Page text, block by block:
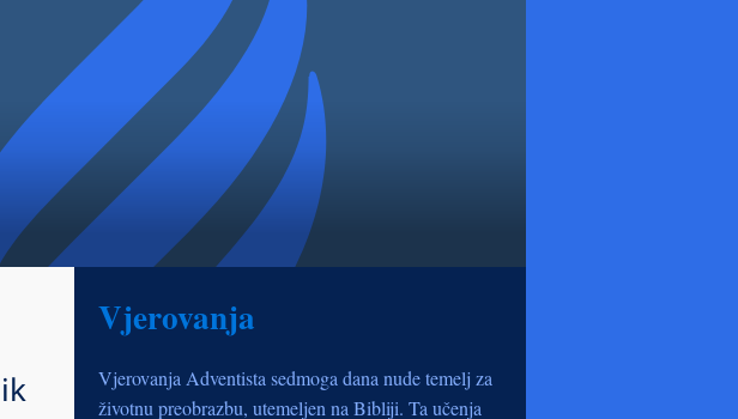
Vjerovanja
Vjerovanja Adventista sedmoga dana nude temelj za
životnu preobrazbu, utemeljen na Bibliji. Ta učenja